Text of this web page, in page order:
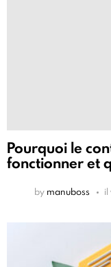
Pourquoi le
fonctionner et
by manuboss il